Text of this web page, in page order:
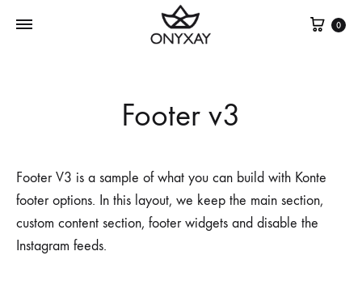
Cesta
0
Footer v3
Footer V3 is a sample of what you can build with Konte
footer options. In this layout, we keep the main section,
custom content section, footer widgets and disable the
Instagram feeds.